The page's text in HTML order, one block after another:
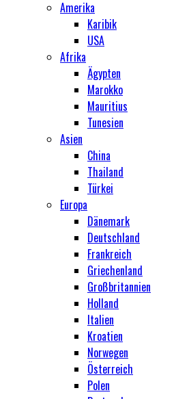
Amerika
Karibik
USA
Afrika
Ägypten
Marokko
Mauritius
Tunesien
Asien
China
Thailand
Türkei
Europa
Dänemark
Deutschland
Frankreich
Griechenland
Großbritannien
Holland
Italien
Kroatien
Norwegen
Österreich
Polen